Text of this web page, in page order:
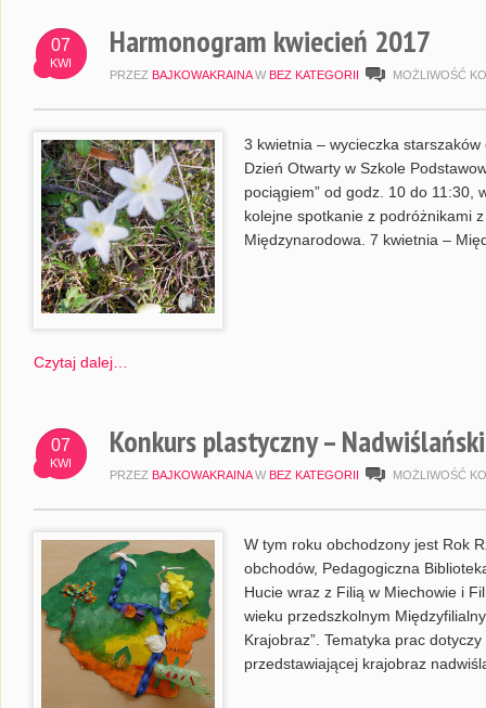
07
KWI
Harmonogram kwiecień 2017
PRZEZ BAJKOWAKRAINA W BEZ KATEGORII MOŻLIWOŚĆ
3 kwietnia – wycieczka
Dzień Otwarty w Szkole
pociągiem” od godz. 10 do 11:30,
kolejne spotkanie z podróżnikami
Międzynarodowa. 7 kwietnia –
Czytaj dalej…
07
KWI
Konkurs plastyczny –
PRZEZ BAJKOWAKRAINA W BEZ KATEGORII MOŻLIWOŚĆ
W tym roku obchodzony jest Rok
obchodów, Pedagogiczna
Hucie wraz z Filią w Miechowie i
wieku przedszkolnym
Krajobraz”. Tematyka prac
przedstawiającej krajobraz